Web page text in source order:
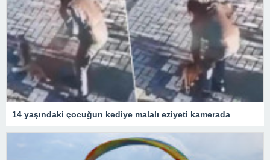
14 yaşındaki çocuğun kediye malalı eziyeti kamerada